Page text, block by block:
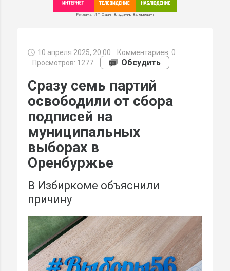
Реклама. ИП Савин Владимир Валерьевич
10 апреля 2025, 20:00 Комментариев: 0
Просмотров: 1277
Обсудить
Сразу семь партий
освободили от сбора
подписей на
муниципальных
выборах в
Оренбуржье
В Избиркоме объяснили
причину